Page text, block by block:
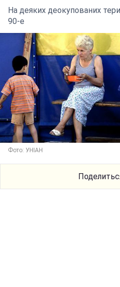
На деяких деокупованих
90-е
Фото: УНІАН